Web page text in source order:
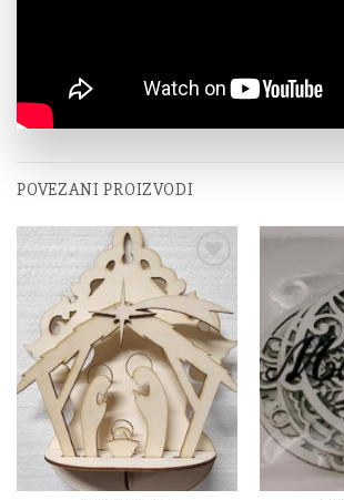
POVEZANI PROIZVODI